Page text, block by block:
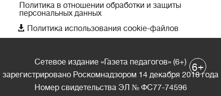
Политика в отношении обработки и защиты
персональных данных
 Политика использования cookie-файлов
Сетевое издание «Газета педагогов» (6+)
зарегистрировано Роскомнадзором 14 декабря 2018 года
Номер свидетельства ЭЛ № ФС77-74596
6+